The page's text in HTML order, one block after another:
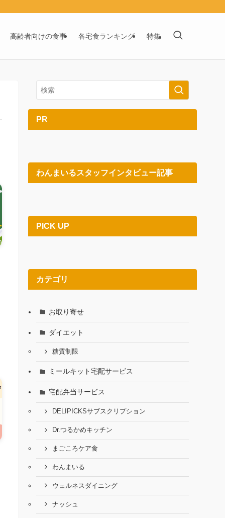
高齢者向けの食事 各宅食ランキング 特集
PR
わんまいるスタッフインタビュー記事
PICK UP
カテゴリ
お取り寄せ
ダイエット
糖質制限
ミールキット宅配サービス
宅配弁当サービス
DELIPICKSサブスクリプション
Dr.つるかめキッチン
まごころケア食
わんまいる
ウェルネスダイニング
ナッシュ